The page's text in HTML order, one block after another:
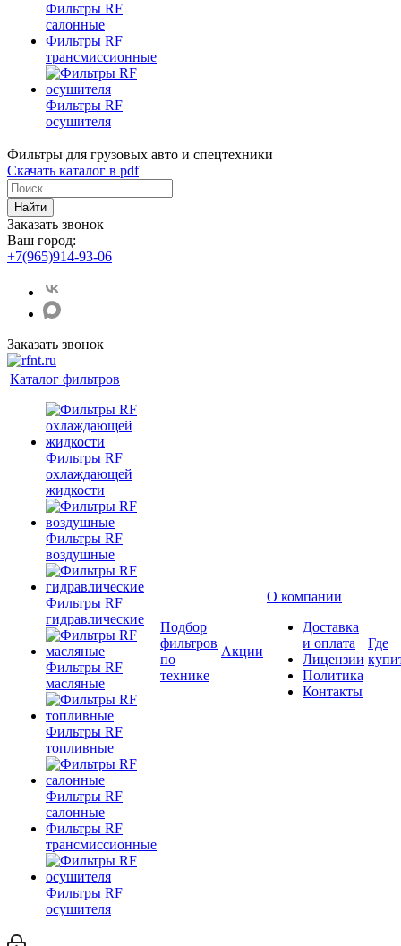
Фильтры RF
салонные
Фильтры RF
трансмиссионные
Фильтры RF
осушителя
Фильтры для грузовых авто и спецтехники
Скачать каталог в pdf
Найти
Заказать звонок
Ваш город:
+7(965)914-93-06
Заказать звонок
Каталог фильтров
Фильтры RF
охлаждающей
жидкости
Фильтры RF
воздушные
Фильтры RF
гидравлические
Фильтры RF
масляные
Фильтры RF
топливные
Фильтры RF
салонные
Фильтры RF
трансмиссионные
Фильтры RF
осушителя
Подбор
фильтров
по
технике
Акции
О компании
Доставка
и оплата
Лицензии
Политика
Контакты
Где